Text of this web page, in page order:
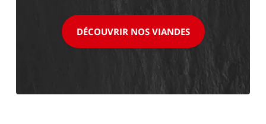
DÉCOUVRIR NOS VIANDES